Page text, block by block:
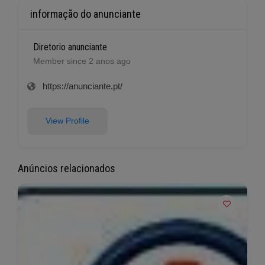
informação do anunciante
Diretorio anunciante
Member since 2 anos ago
https://anunciante.pt/
View Profile
Anúncios relacionados